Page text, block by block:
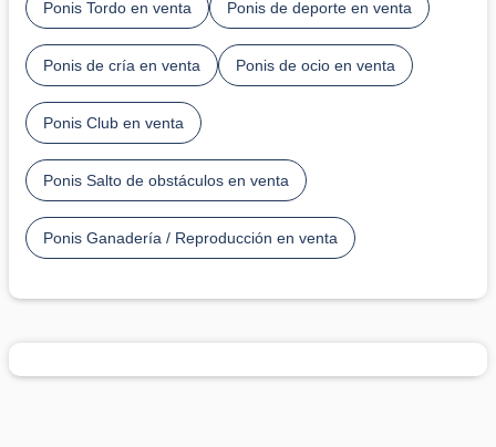
Ponis Tordo en venta Ponis de deporte en venta
Ponis de cría en venta Ponis de ocio en venta
Ponis Club en venta
Ponis Salto de obstáculos en venta
Ponis Ganadería / Reproducción en venta